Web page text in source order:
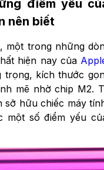
điểm yếu
nên biết
, một trong những
hiện nay của
trọng, kích thước
mẽ nhờ chip M2.
sở hữu chiếc máy
một số điểm yếu